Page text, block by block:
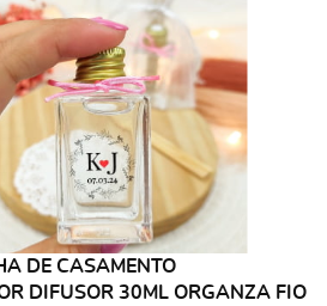
DE CASAMENTO
DIFUSOR 30ML ORGANZA FIO